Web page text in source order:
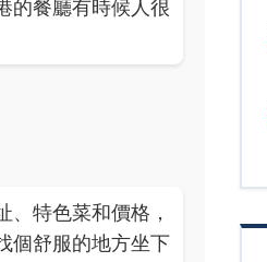
的餐廳有時候人很
特色菜和價格，
個舒服的地方坐下